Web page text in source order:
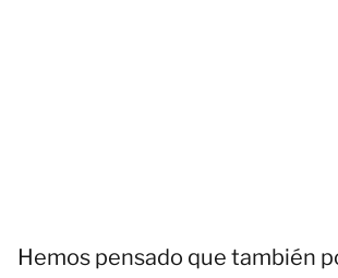
Hemos pensado que también